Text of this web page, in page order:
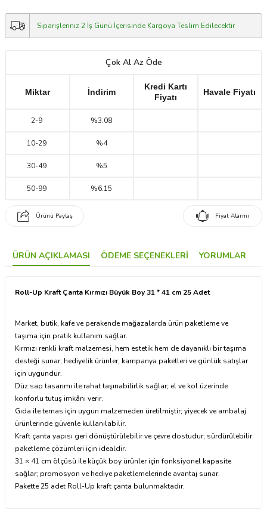
Siparişleriniz 2 İş Günü İçerisinde Kargoya Teslim Edilecektir
Çok Al Az Öde
Miktar İndirim
Kredi Kartı
Fiyatı
Havale Fiyatı
2-9 %3.08
10-29 %4
30-49 %5
50-99 %6.15
Ürünü Paylaş Fiyat Alarmı
ÜRÜN AÇIKLAMASI ÖDEME SEÇENEKLERI YORUMLAR
Roll-Up Kraft Çanta Kırmızı Büyük Boy 31 * 41 cm 25 Adet
Market, butik, kafe ve perakende mağazalarda ürün paketleme ve
taşıma için pratik kullanım sağlar.
Kırmızı renkli kraft malzemesi, hem estetik hem de dayanıklı bir taşıma
desteği sunar; hediyelik ürünler, kampanya paketleri ve günlük satışlar
için uygundur.
Düz sap tasarımı ile rahat taşınabilirlik sağlar; el ve kol üzerinde
konforlu tutuş imkânı verir.
Gıda ile temas için uygun malzemeden üretilmiştir; yiyecek ve ambalaj
ürünlerinde güvenle kullanılabilir.
Kraft çanta yapısı geri dönüştürülebilir ve çevre dostudur; sürdürülebilir
paketleme çözümleri için idealdir.
31 × 41 cm ölçüsü ile küçük boy ürünler için fonksiyonel kapasite
sağlar; promosyon ve hediye paketlemelerinde avantaj sunar.
Pakette 25 adet Roll-Up kraft çanta bulunmaktadır.